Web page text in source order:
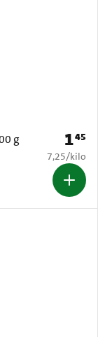
g Prijs:
145
€ 7,25 per
7,25/kilo